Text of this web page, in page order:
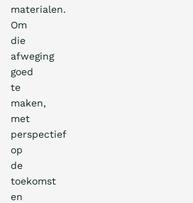
materialen.
Om
die
afweging
goed
te
maken,
met
perspectief
op
de
toekomst
en